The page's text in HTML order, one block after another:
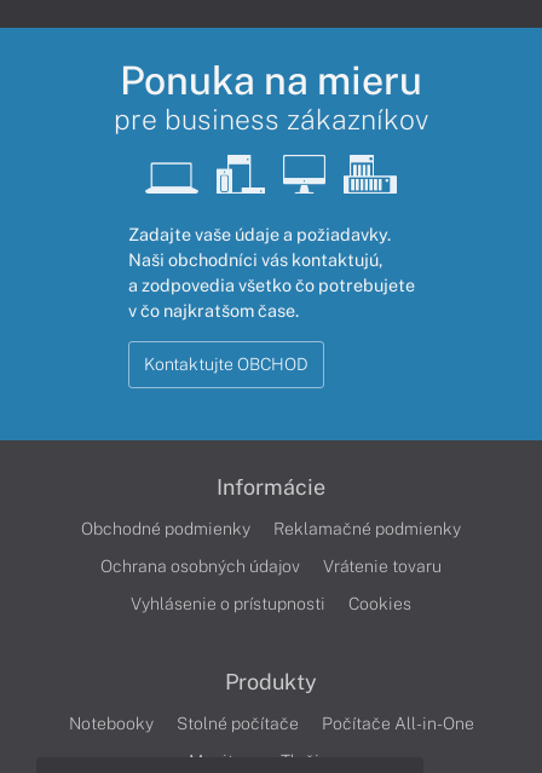
Ponuka na mieru
pre business zákazníkov
Zadajte vaše údaje a požiadavky.
Naši obchodníci vás kontaktujú,
a zodpovedia všetko čo potrebujete
v čo najkratšom čase.
Kontaktujte OBCHOD
Informácie
Obchodné podmienky
Reklamačné podmienky
Ochrana osobných údajov
Vrátenie tovaru
Vyhlásenie o prístupnosti
Cookies
Produkty
Notebooky Stolné počítače
Počítače All-in-One
Monitory
Tlačiarne